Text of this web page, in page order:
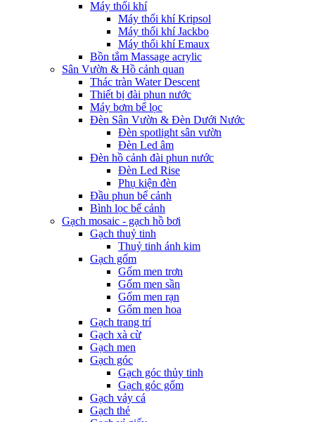
Máy thổi khí
Máy thổi khí Kripsol
Máy thổi khí Jackbo
Máy thổi khí Emaux
Bồn tắm Massage acrylic
Sân Vườn & Hồ cảnh quan
Thác tràn Water Descent
Thiết bị đài phun nước
Máy bơm bể lọc
Đèn Sân Vườn & Đèn Dưới Nước
Đèn spotlight sân vườn
Đèn Led âm
Đèn hồ cảnh đài phun nước
Đèn Led Rise
Phụ kiện đèn
Đầu phun bể cảnh
Bình lọc bể cảnh
Gạch mosaic - gạch hồ bơi
Gạch thuỷ tinh
Thuỷ tinh ánh kim
Gạch gốm
Gốm men trơn
Gốm men sần
Gốm men rạn
Gốm men hoa
Gạch trang trí
Gạch xà cừ
Gạch men
Gạch góc
Gạch góc thủy tinh
Gạch góc gốm
Gạch vảy cá
Gạch thẻ